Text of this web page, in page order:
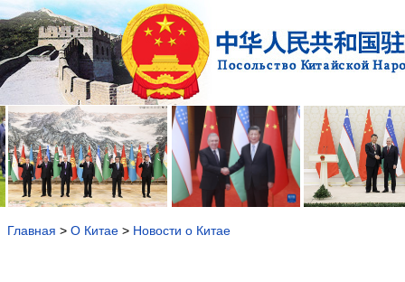
Главная > О Китае > Новости о Китае